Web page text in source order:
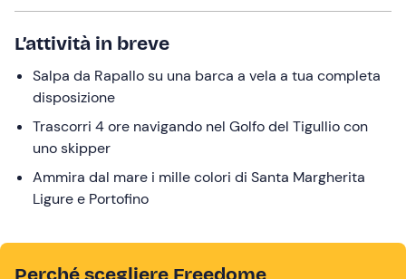
keyboard
shortcuts
for
changing
dates.
L’attività in breve
Salpa da Rapallo su una barca a vela a tua completa
disposizione
Trascorri 4 ore navigando nel Golfo del Tigullio con
uno skipper
Ammira dal mare i mille colori di Santa Margherita
Ligure e Portofino